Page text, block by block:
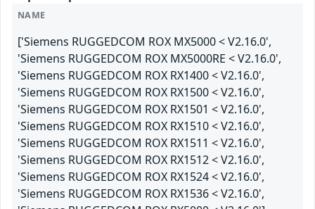
NAME
['Siemens RUGGEDCOM ROX MX5000 < V2.16.0',
'Siemens RUGGEDCOM ROX MX5000RE < V2.16.0',
'Siemens RUGGEDCOM ROX RX1400 < V2.16.0',
'Siemens RUGGEDCOM ROX RX1500 < V2.16.0',
'Siemens RUGGEDCOM ROX RX1501 < V2.16.0',
'Siemens RUGGEDCOM ROX RX1510 < V2.16.0',
'Siemens RUGGEDCOM ROX RX1511 < V2.16.0',
'Siemens RUGGEDCOM ROX RX1512 < V2.16.0',
'Siemens RUGGEDCOM ROX RX1524 < V2.16.0',
'Siemens RUGGEDCOM ROX RX1536 < V2.16.0',